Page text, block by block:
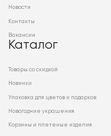
Новости
Контакты
Вакансии
Каталог
Товары со скидкой
Новинки
Упаковка для цветов и подарков
Новогодние украшения
Корзины и плетеные изделия